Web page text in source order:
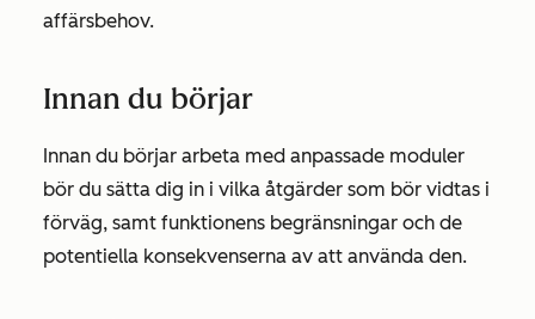
affärsbehov.
Innan du börjar
Innan du börjar arbeta med anpassade moduler
bör du sätta dig in i vilka åtgärder som bör vidtas i
förväg, samt funktionens begränsningar och de
potentiella konsekvenserna av att använda den.